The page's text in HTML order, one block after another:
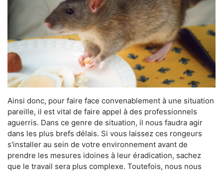
Ainsi donc, pour faire face convenablement à une situation
pareille, il est vital de faire appel à des professionnels
aguerris. Dans ce genre de situation, il nous faudra agir
dans les plus brefs délais. Si vous laissez ces rongeurs
s'installer au sein de votre environnement avant de
prendre les mesures idoines à leur éradication, sachez
que le travail sera plus complexe. Toutefois, nous nous